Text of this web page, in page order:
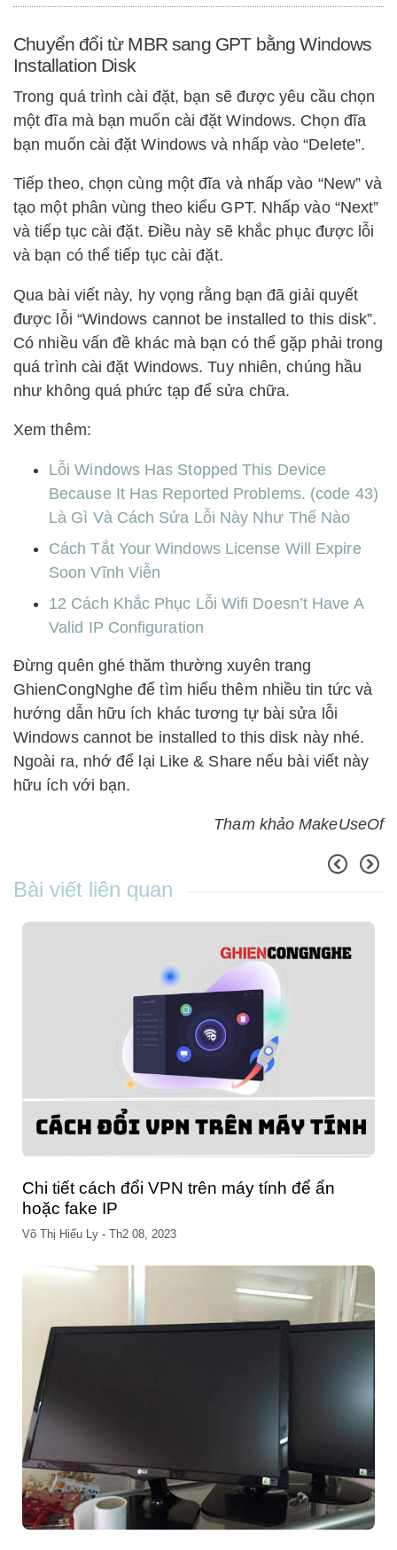
Chuyển đổi từ MBR sang GPT bằng Windows
Installation Disk
Trong quá trình cài đặt, bạn sẽ được yêu cầu chọn
một đĩa mà bạn muốn cài đặt Windows. Chọn đĩa
bạn muốn cài đặt Windows và nhấp vào “Delete”.
Tiếp theo, chọn cùng một đĩa và nhấp vào “New” và
tạo một phân vùng theo kiểu GPT. Nhấp vào “Next”
và tiếp tục cài đặt. Điều này sẽ khắc phục được lỗi
và bạn có thể tiếp tục cài đặt.
Qua bài viết này, hy vọng rằng bạn đã giải quyết
được lỗi “Windows cannot be installed to this disk”.
Có nhiều vấn đề khác mà bạn có thể gặp phải trong
quá trình cài đặt Windows. Tuy nhiên, chúng hầu
như không quá phức tạp để sửa chữa.
Xem thêm:
Lỗi Windows Has Stopped This Device
Because It Has Reported Problems. (code 43)
Là Gì Và Cách Sửa Lỗi Này Như Thế Nào
Cách Tắt Your Windows License Will Expire
Soon Vĩnh Viễn
12 Cách Khắc Phục Lỗi Wifi Doesn’t Have A
Valid IP Configuration
Đừng quên ghé thăm thường xuyên trang
GhienCongNghe để tìm hiểu thêm nhiều tin tức và
hướng dẫn hữu ích khác tương tự bài sửa lỗi
Windows cannot be installed to this disk này nhé.
Ngoài ra, nhớ để lại Like & Share nếu bài viết này
hữu ích với bạn.
Tham khảo MakeUseOf
Bài viết liên quan
Chi tiết cách đổi VPN trên máy tính để ẩn
hoặc fake IP
Võ Thị Hiểu Ly - Th2 08, 2023